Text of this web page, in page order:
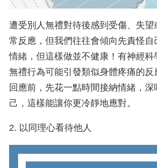
遭受別人無禮對待後感到受傷、失望
常反應，但我們往往會傾向先責怪自
情緒，但這樣做並不健康！有神經科
無禮行為可能引發類似身體疼痛的反
回應前，先花一點時間接納情緒，深
己，這樣能讓你更冷靜地應對。
2. 以同理心看待他人